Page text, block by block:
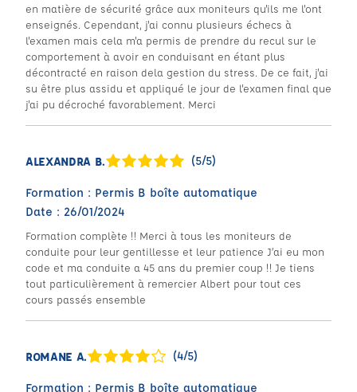
en matière de sécurité grâce aux moniteurs qu'ils me l'ont
enseignés. Cependant, j'ai connu plusieurs échecs à
l'examen mais cela m'a permis de prendre du recul sur le
comportement à avoir en conduisant en étant plus
décontracté en raison dela gestion du stress. De ce fait, j'ai
su être plus assidu et appliqué le jour de l'examen final que
j'ai pu décroché favorablement. Merci
ALEXANDRA B. (5/5)
Formation : Permis B boîte automatique
Date : 26/01/2024
Formation complète !! Merci à tous les moniteurs de
conduite pour leur gentillesse et leur patience J’ai eu mon
code et ma conduite a 45 ans du premier coup !! Je tiens
tout particulièrement à remercier Albert pour tout ces
cours passés ensemble
ROMANE A. (4/5)
Formation : Permis B boîte automatique